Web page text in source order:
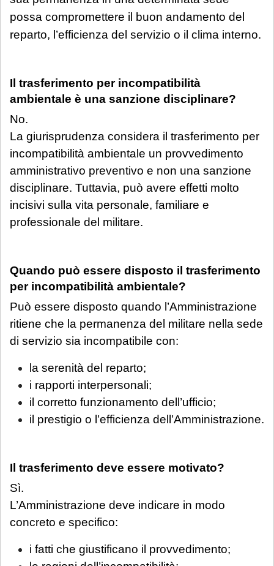
possa compromettere il buon andamento del
reparto, l’efficienza del servizio o il clima interno.
Il trasferimento per incompatibilità
ambientale è una sanzione disciplinare?
No.
La giurisprudenza considera il trasferimento per
incompatibilità ambientale un provvedimento
amministrativo preventivo e non una sanzione
disciplinare. Tuttavia, può avere effetti molto
incisivi sulla vita personale, familiare e
professionale del militare.
Quando può essere disposto il trasferimento
per incompatibilità ambientale?
Può essere disposto quando l’Amministrazione
ritiene che la permanenza del militare nella sede
di servizio sia incompatibile con:
la serenità del reparto;
i rapporti interpersonali;
il corretto funzionamento dell’ufficio;
il prestigio o l’efficienza dell’Amministrazione.
Il trasferimento deve essere motivato?
Sì.
L’Amministrazione deve indicare in modo
concreto e specifico:
i fatti che giustificano il provvedimento;